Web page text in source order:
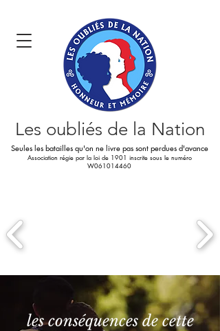
Seules les batailles qu'on ne livre pas sont perdues d'avance
Association régie par la loi de 1901 inscrite sous le numéro
W061014460
Les oubliés de la Nation
les conséquences de cette